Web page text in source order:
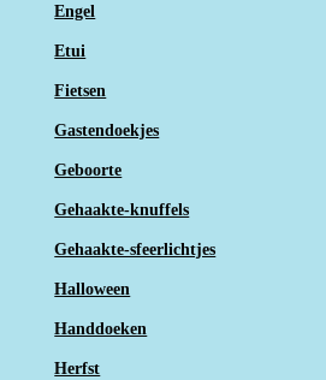
Engel
Etui
Fietsen
Gastendoekjes
Geboorte
Gehaakte-knuffels
Gehaakte-sfeerlichtjes
Halloween
Handdoeken
Herfst